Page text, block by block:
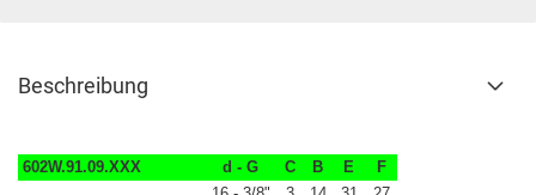
Beschreibung
602W.91.09.XXX d - G C B E
F